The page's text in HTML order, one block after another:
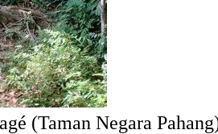
(Taman Negara